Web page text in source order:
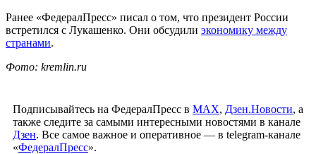
Ранее «ФедералПресс» писал о том, что президент России
встретился с Лукашенко. Они обсудили экономику между
странами.
Фото: kremlin.ru
Подписывайтесь на ФедералПресс в МАХ, Дзен.Новости, а
также следите за самыми интересными новостями в канале
Дзен. Все самое важное и оперативное — в telegram-канале
«ФедералПресс».